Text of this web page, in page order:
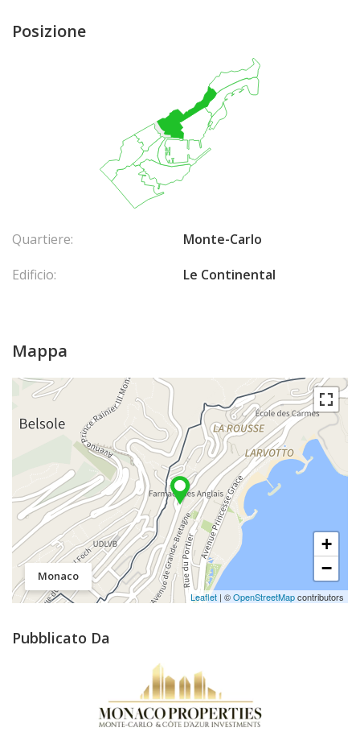
Posizione
Quartiere:
Monte-Carlo
Edificio:
Le Continental
Mappa
Monaco
+
−
Leaflet | ©OpenStreetMapcontributors
Pubblicato Da